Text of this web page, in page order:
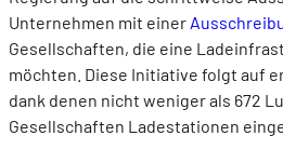
Unternehmen mit einer
Gesellschaften, die eine
möchten. Diese Initiative folgt auf
dank denen nicht weniger als 672
Gesellschaften Ladestationen